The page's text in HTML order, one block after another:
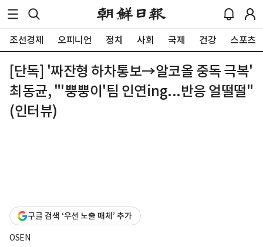
조선경제 오피니언 정치 사회 국제 건강 스포츠
[단독] '짜잔형 하차통보→알코올 중독 극복'
최동균, "'뿡뿡이'팀 인연ing...반응 얼떨떨"
(인터뷰)
구글 검색 ‘우선 노출 매체’ 추가
OSEN